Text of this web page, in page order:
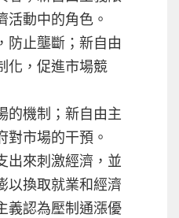
活動中的角色。
防止壟斷；新自由
化，促進市場競
的機制；新自由主
對市場的干預。
出來刺激經濟，並
以換取就業和經濟
義認為壓制通漲優